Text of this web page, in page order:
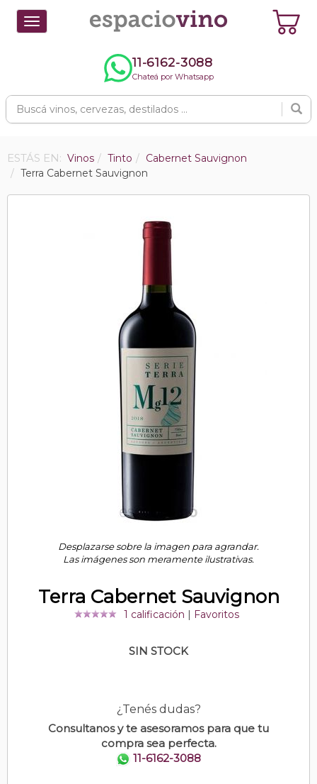
Toggle
navigation
11-6162-3088
Chateá por Whatsapp
ESTÁS EN: Vinos Tinto
Cabernet Sauvignon
Terra Cabernet Sauvignon
Desplazarse sobre la imagen para agrandar.
Las imágenes son meramente ilustrativas.
Terra Cabernet Sauvignon
1 calificación Favoritos
SIN STOCK
¿Tenés dudas?
Consultanos y te asesoramos para que tu
compra sea perfecta.
11-6162-3088